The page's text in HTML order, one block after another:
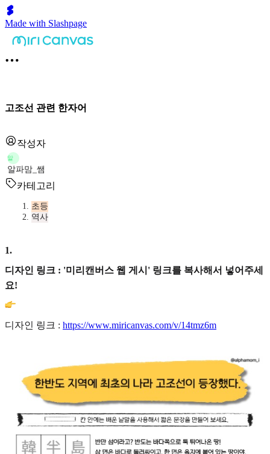
Made with Slashpage
고조선 관련 한자어
작성자
알
알파맘_쌤
카테고리
초등
역사
1.
디자인 링크 : '미리캔버스 웹 게시' 링크를 복사해서 넣어주세
요!
디자인 링크 : https://www.miricanvas.com/v/14tmz6m